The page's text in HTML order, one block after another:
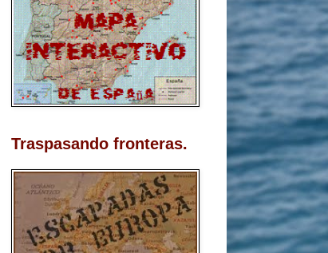
Traspasando fronteras.